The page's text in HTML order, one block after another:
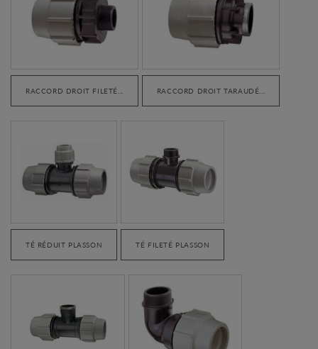
RACCORD DROIT FILETÉ... RACCORD DROIT TARAUDÉ...
TÉ RÉDUIT PLASSON TÉ FILETÉ PLASSON